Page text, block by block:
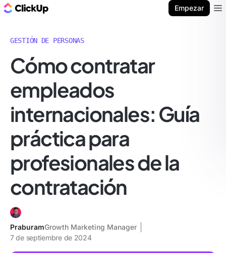
Empezar
GESTIÓN DE PERSONAS
Cómo contratar
empleados
internacionales: Guía
práctica para
profesionales de la
contratación
PraburamGrowth Marketing Manager
7 de septiembre de 2024